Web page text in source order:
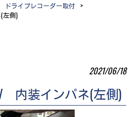
ライブレコーダー取付 >
左側)
2021/06/18
内装インパネ(左側)